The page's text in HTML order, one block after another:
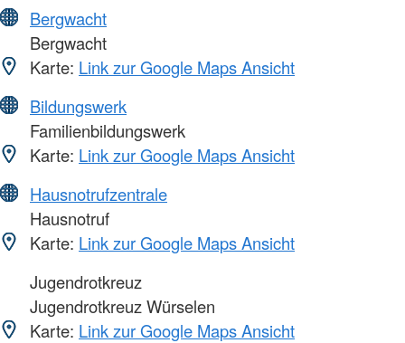
Bergwacht
Bergwacht
Karte: Link zur Google Maps Ansicht
Bildungswerk
Familienbildungswerk
Karte: Link zur Google Maps Ansicht
Hausnotrufzentrale
Hausnotruf
Karte: Link zur Google Maps Ansicht
Jugendrotkreuz
Jugendrotkreuz Würselen
Karte: Link zur Google Maps Ansicht